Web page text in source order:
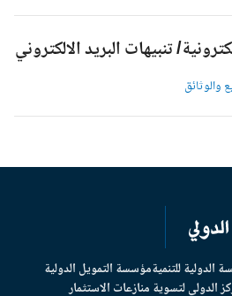
تنبيهات البريد الالكتروني
للتنميةمؤسسة التمويل الدولية
لتسوية منازعات الاستثمار